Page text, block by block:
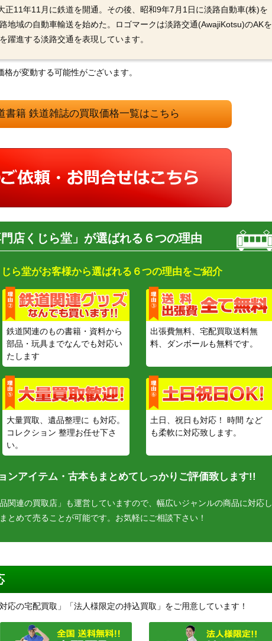
正11年11月に鉄道を開通。その後、昭和9年7月1日に淡路自動車(株)を
地域の自動車輸送を始めた。ロゴマークは淡路交通(AwajiKotsu)のAKを
躍進する淡路交通を表現しています。
が変動する可能性がございます。
書籍 鉄道雑誌の買取価格一覧はこちら
門店くじら堂」が選ばれる６つの理由
ら堂がお客様から選ばれる６つの理由をご紹介
鉄道関連のもの書籍・資料から
部品・玩具までなんでも対応い
たします
出張費無料、宅配買取送料無
料、ダンボールも無料です。
大量買取、遺品整理に も対応。
コレクション 整理お任せ下さ
い。
土日、祝日も対応！ 時間 など
も柔軟に対応致します。
ンアイテム・古本もまとめてしっかりご評価致します!!
関連の買取店」も運営していますので、幅広いジャンルの商品に対応し
とめて売ることが可能です。お気軽にご相談下さい！
応の宅配買取」「法人様限定の持込買取」をご用意しています！